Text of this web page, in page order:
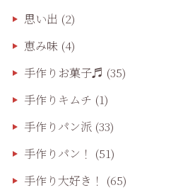
思い出 (2)
恵み味(4)
手作りお菓子♬ (35)
手作りキムチ (1)
手作りパン派 (33)
手作りパン！ (51)
手作り大好き！ (65)